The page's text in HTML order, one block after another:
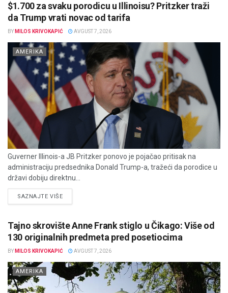
$1.700 za svaku porodicu u Illinoisu? Pritzker traži
da Trump vrati novac od tarifa
BY MILOS KRIVOKAPIĆ AVGUST 7, 2026
AMERIKA
Guverner Illinois-a JB Pritzker ponovo je pojačao pritisak na
administraciju predsednika Donald Trump-a, tražeći da porodice u
državi dobiju direktnu...
SAZNAJTE VIŠEDETAILS
Tajno skrovište Anne Frank stiglo u Čikago: Više od
130 originalnih predmeta pred posetiocima
BY MILOS KRIVOKAPIĆ AVGUST 7, 2026
AMERIKA